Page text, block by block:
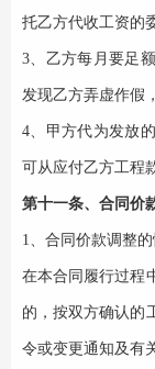
托乙方代收工资的
3、乙方每月要足
发现乙方弄虚作假
4、甲方代为发放
可从应付乙方工程
第十一条、合同价
1、合同价款调整
在本合同履行过程
的，按双方确认的
令或变更通知及有